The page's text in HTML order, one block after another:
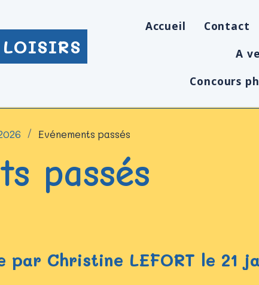
Accueil Contact
A
Concours
Evénements passés
passés
par Christine LEFORT le 21